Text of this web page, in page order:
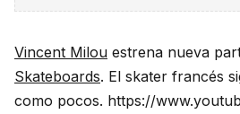
Vincent Milou estrena nueva
Skateboards. El skater francés
como pocos. https://